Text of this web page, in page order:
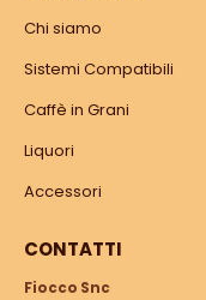
Chi siamo
Sistemi Compatibili
Caffè in Grani
Liquori
Accessori
CONTATTI
Fiocco Snc